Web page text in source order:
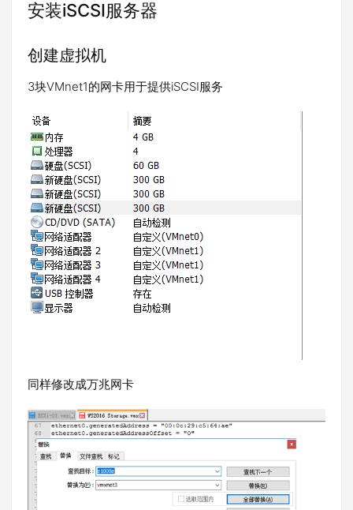
安装iSCSI服务器
创建虚拟机
3块VMnet1的网卡用于提供iSCSI服务
同样修改成万兆网卡